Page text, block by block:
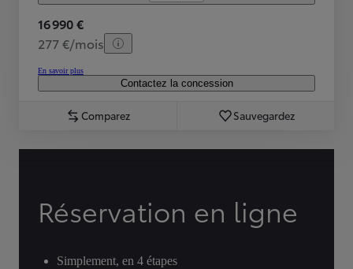
16 990 €
277 €/mois
En savoir plus
Contactez la concession
Comparez Sauvegardez
Réservation en ligne
Simplement, en 4 étapes